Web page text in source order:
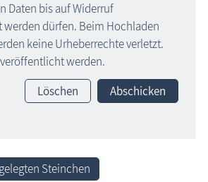
Daten bis auf Widerruf
dürfen. Beim Hochladen
keine Urheberrechte verletzt.
werden.
Löschen
Abschicken
Steinchen